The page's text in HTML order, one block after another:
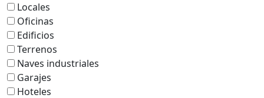
Locales
Oficinas
Edificios
Terrenos
Naves industriales
Garajes
Hoteles